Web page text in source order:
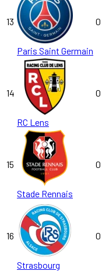
13
Paris Saint Germain
0
14
RC Lens
0
15
Stade Rennais
0
16
Strasbourg
0